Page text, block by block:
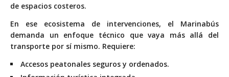
de espacios costeros.
En ese ecosistema de intervenciones, el Marinabús
demanda un enfoque técnico que vaya más allá del
transporte por sí mismo. Requiere:
Accesos peatonales seguros y ordenados.